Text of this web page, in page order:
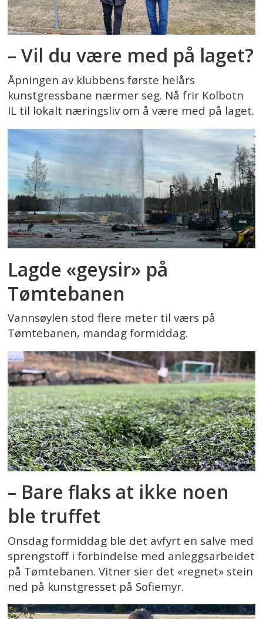
– Vil du være med på laget?
Åpningen av klubbens første helårs
kunstgressbane nærmer seg. Nå frir Kolbotn
IL til lokalt næringsliv om å være med på laget.
Lagde «geysir» på
Tømtebanen
Vannsøylen stod flere meter til værs på
Tømtebanen, mandag formiddag.
– Bare flaks at ikke noen
ble truffet
Onsdag formiddag ble det avfyrt en salve med
sprengstoff i forbindelse med anleggsarbeidet
på Tømtebanen. Vitner sier det «regnet» stein
ned på kunstgresset på Sofiemyr.